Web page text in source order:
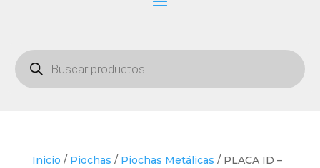
Búsqueda
de
productos
Inicio / Piochas / Piochas Metálicas / PLACA ID –